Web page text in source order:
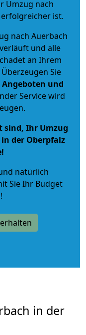
Umzug nach
ist.
nach Auerbach
und alle
an Ihrem
Sie
und
Service wird
sind, Ihr Umzug
der Oberpfalz
natürlich
Sie Ihr Budget
in der